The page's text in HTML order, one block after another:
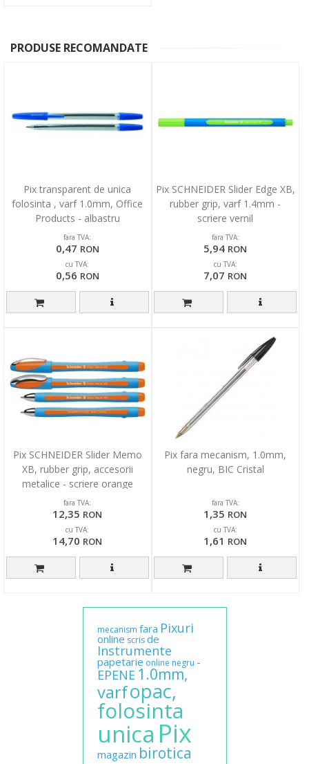
PRODUSE RECOMANDATE
Pix transparent de unica
folosinta , varf 1.0mm, Office
Products - albastru
fara TVA:
0,47 RON
cu TVA:
0,56 RON
Pix SCHNEIDER Slider Edge XB,
rubber grip, varf 1.4mm -
scriere vernil
fara TVA:
5,94 RON
cu TVA:
7,07 RON
Pix SCHNEIDER Slider Memo
XB, rubber grip, accesorii
metalice - scriere orange
fara TVA:
12,35 RON
cu TVA:
14,70 RON
Pix fara mecanism, 1.0mm,
negru, BIC Cristal
fara TVA:
1,35 RON
cu TVA:
1,61 RON
mecanism fara Pixuri
online scris de
Instrumente
papetarie online negru -
EPENE 1.0mm,
varfopac,
folosinta
unica Pix
magazin birotica